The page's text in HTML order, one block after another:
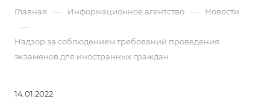
Главная — Информационное агентство — Новости
—
Надзор за соблюдением требований проведения
экзаменов для иностранных граждан
14.01.2022